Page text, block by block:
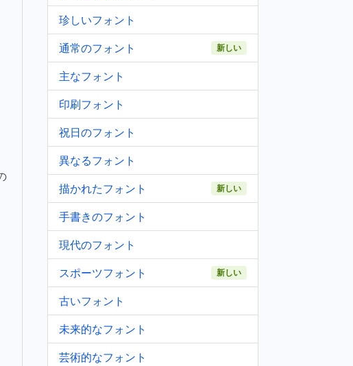
珍しいフォント
通常のフォント
新しい
主なフォント
印刷フォント
祝日のフォント
異なるフォント
描かれたフォント
新しい
手書きのフォント
現代のフォント
スポーツフォント
新しい
古いフォント
未来的なフォント
芸術的なフォント